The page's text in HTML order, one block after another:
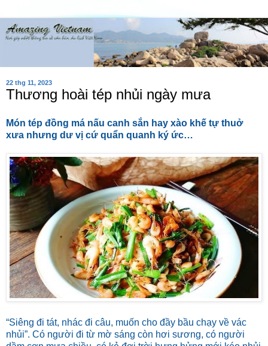
22 thg 11, 2023
Thương hoài tép nhủi ngày mưa
Món tép đồng má nấu canh sắn hay xào khế tự thuở
xưa nhưng dư vị cứ quẩn quanh ký ức…
“Siêng đi tát, nhác đi câu, muốn cho đầy bầu chạy về vác
nhủi”. Có người đi từ mờ sáng còn hơi sương, có người